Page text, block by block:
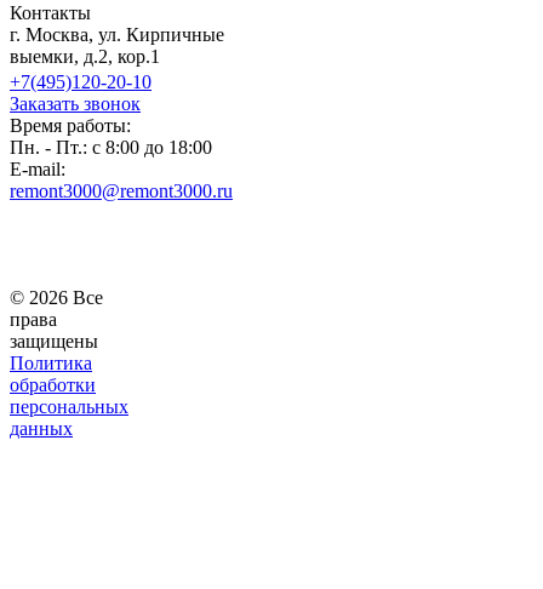
Контакты
г. Москва, ул. Кирпичные
выемки, д.2, кор.1
+7(495)120-20-10
Заказать звонок
Время работы:
Пн. - Пт.: с 8:00 до 18:00
E-mail:
remont3000@remont3000.ru
© 2026 Все
права
защищены
Политика
обработки
персональных
данных